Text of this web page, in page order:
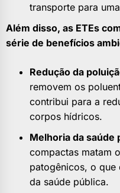
transporte para
Além disso, as ETEs
série de benefícios
Redução da
removem os
contribui para a
corpos hídricos.
Melhoria da saúde
compactas matam
patogênicos, o que
da saúde pública.